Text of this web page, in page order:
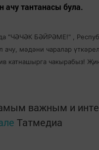
ачу тантанасы була.
"ЧӘЧӘК БӘЙРӘМЕ!" ,
ачу, мәдәни чаралар
катнашырга чакырабыз!
важным и
Татмедиа